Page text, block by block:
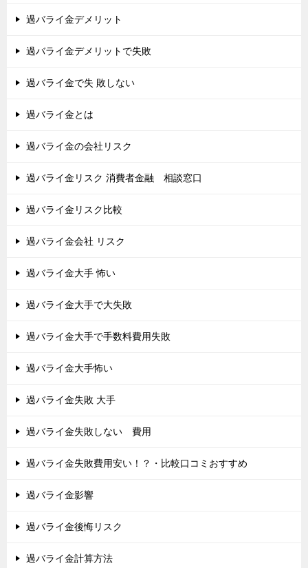
過バライ金デメリット
過バライ金デメリットで失敗
過バライ金で失 敗しない
過バライ金とは
過バライ金の会社リスク
過バライ金リスク 消費者金融 相談窓口
過バライ金リスク比較
過バライ金会社 リスク
過バライ金大手 怖い
過バライ金大手で大失敗
過バライ金大手で手数料費用失敗
過バライ金大手怖い
過バライ金失敗 大手
過バライ金失敗しない 費用
過バライ金失敗費用安い！？・比較口コミおすすめ
過バライ金影響
過バライ金後悔リスク
過バライ金計算方法